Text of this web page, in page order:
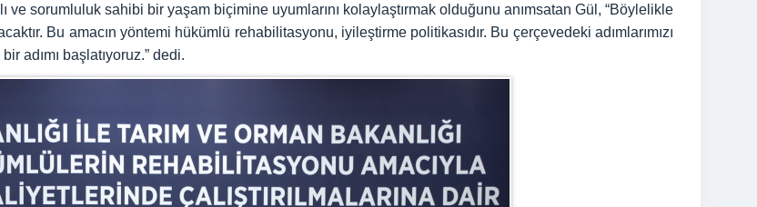
ve sorumluluk sahibi bir yaşam biçimine uyumlarını kolaylaştırmak olduğunu anımsatan Gül, “Böylelikle
Bu amacın yöntemi hükümlü rehabilitasyonu, iyileştirme politikasıdır. Bu çerçevedeki adımlarımızı
adımı başlatıyoruz.” dedi.